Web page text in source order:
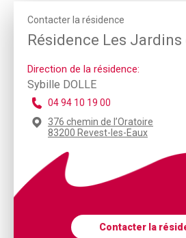
Contacter la résidence
Résidence Les Jardins
Direction de la résidence:
Sybille DOLLE
04 94 10 19 00
376 chemin de l’Oratoire
83200 Revest-les-Eaux
Contacter la